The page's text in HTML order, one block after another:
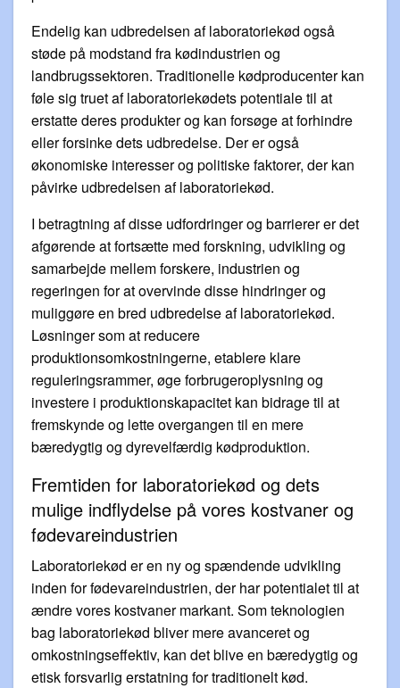
Endelig kan udbredelsen af laboratoriekød også
støde på modstand fra kødindustrien og
landbrugssektoren. Traditionelle kødproducenter kan
føle sig truet af laboratoriekødets potentiale til at
erstatte deres produkter og kan forsøge at forhindre
eller forsinke dets udbredelse. Der er også
økonomiske interesser og politiske faktorer, der kan
påvirke udbredelsen af laboratoriekød.
I betragtning af disse udfordringer og barrierer er det
afgørende at fortsætte med forskning, udvikling og
samarbejde mellem forskere, industrien og
regeringen for at overvinde disse hindringer og
muliggøre en bred udbredelse af laboratoriekød.
Løsninger som at reducere
produktionsomkostningerne, etablere klare
reguleringsrammer, øge forbrugeroplysning og
investere i produktionskapacitet kan bidrage til at
fremskynde og lette overgangen til en mere
bæredygtig og dyrevelfærdig kødproduktion.
Fremtiden for laboratoriekød og dets
mulige indflydelse på vores kostvaner og
fødevareindustrien
Laboratoriekød er en ny og spændende udvikling
inden for fødevareindustrien, der har potentialet til at
ændre vores kostvaner markant. Som teknologien
bag laboratoriekød bliver mere avanceret og
omkostningseffektiv, kan det blive en bæredygtig og
etisk forsvarlig erstatning for traditionelt kød.